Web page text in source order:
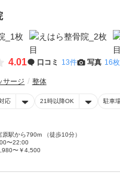
4.01 口コミ 13件 写真 16枚
サージ 整体
応 21時以降OK 駐車
原駅から790m （徒歩10分）
〜22:00
〜￥4,500